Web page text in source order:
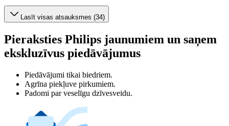
Lasīt visas atsauksmes (34)
Pieraksties Philips jaunumiem un saņem
ekskluzīvus piedāvājumus
Piedāvājumi tikai biedriem.
Agrīna piekļuve pirkumiem.
Padomi par veselīgu dzīvesveidu.